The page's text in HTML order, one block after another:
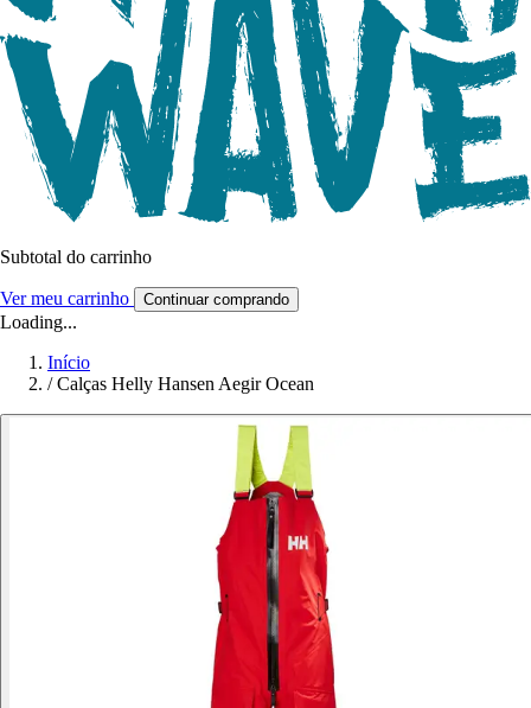
Subtotal do carrinho
Ver meu carrinho Continuar comprando
Loading...
Início
/ Calças Helly Hansen Aegir Ocean